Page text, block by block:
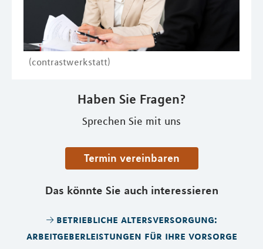
(contrastwerkstatt)
Haben Sie Fragen?
Sprechen Sie mit uns
Termin vereinbaren
Das könnte Sie auch interessieren
betriebliche altersversorgung:
arbeitgeberleistungen für ihre vorsorge